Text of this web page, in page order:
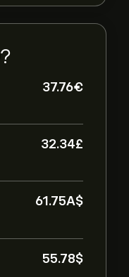
?
37.76‎€‎
32.34‎£‎
61.75‎A$‎
55.78‎$‎